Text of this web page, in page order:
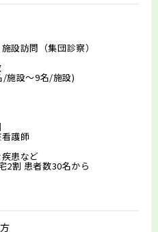
設訪問（集団診察）
/施設～9名/施設)
護師
患など
割 患者数30名から